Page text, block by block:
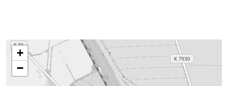
+
−